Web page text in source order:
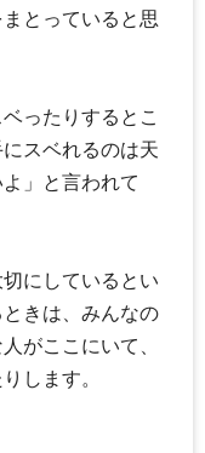
とっていると思
ったりするとこ
スベれるのは天
」と言われて
にしているとい
きは、みんなの
がここにいて、
します。